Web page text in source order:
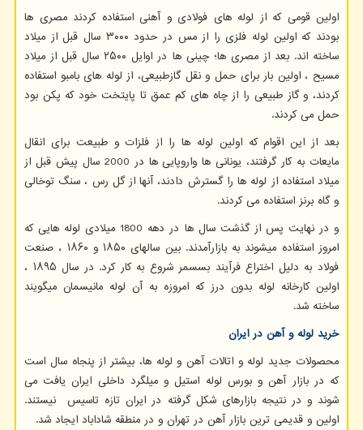
اولین قومی که از لوله های فولادی و آهنی استفاده کردند مصری ها
بودند که اولین لوله فلزی را از مس در حدود ۳۰۰۰ سال قبل از میلاد
ساخته اند. بعد از مصری ها؛ چینی ها در اوایل ۲۵۰۰ سال قبل از میلاد
مسیح ، اولین بار برای حمل و نقل گازطبیعی، از لوله های بامبو استفاده
کردند، و گاز طبیعی را از چاه های کم عمق تا پایتخت خود که پکن بود
حمل می کردند.
بعد از این اقوام که اولین لوله ها را از فلزات و طبیعت برای انقال
مایعات به کار گرفتند، یونانی ها واروپایی ها در 2000 سال پیش قبل از
میلاد استفاده از لوله ها را گسترش دادند، آنها از گل رس ، سنگ توخالی
و گاه برنز استفاده می کردند.
و در نهایت پس از گذشت سال ها در دهه 1800 میلادی لوله هایی که
امروز استفاده میشوند به بازارآمدند. بین سالهای ۱۸۵۰ و ۱۸۶۰ ، صنعت
فولاد به دلیل اختراع فرآیند بسسمر شروع به کار کرد. در سال ۱۸۹۵ ،
اولین کارخانه لوله بدون درز که امروزه به آن لوله مانیسمان میگویند
ساخته شد.
خرید لوله و آهن در ایران
محصولات جدید لوله و اتالات آهن و لوله ها، بیشتر از پنجاه سال است
که در بازار آهن و بورس لوله استیل و میلگرد داخلی ایران یافت می
شوند و در نتیجه بازارهای شکل گرفته در ایران تازه تاسیس نیستند.
اولین و قدیمی ترین بازار آهن در تهران و در منطقه شاداباد ایجاد شد.